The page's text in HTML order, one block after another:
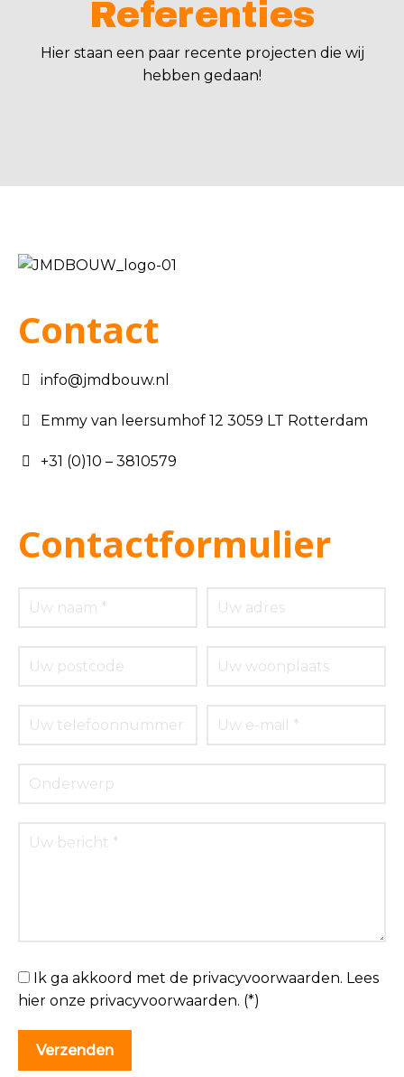
Referenties
Hier staan een paar recente projecten die wij
hebben gedaan!
Contact
info@jmdbouw.nl
Emmy van leersumhof 12 3059 LT Rotterdam
+31 (0)10 – 3810579
Contactformulier
Ik ga akkoord met de privacyvoorwaarden. Lees
hier onze privacyvoorwaarden. (*)